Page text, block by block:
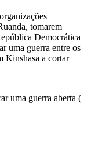
tomarem
Democrática
uma guerra entre os
Kinshasa a cortar
uma guerra aberta (